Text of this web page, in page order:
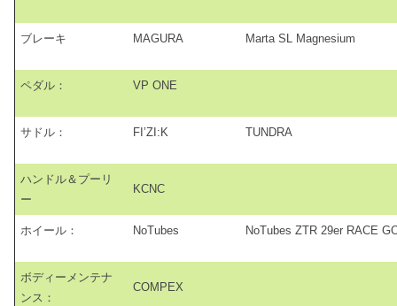
ブレーキ MAGURA Marta SL Magnesium
ペダル： VP ONE
サドル： FI’ZI:K TUNDRA
ハンドル＆プーリ
ー
KCNC
ホイール： NoTubes NoTubes ZTR 29er RACE
ボディーメンテナ
ンス：
COMPEX